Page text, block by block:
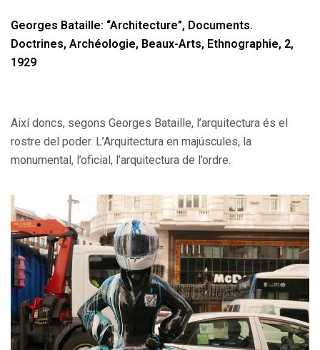
Georges Bataille: “Architecture”, Documents.
Doctrines, Archéologie, Beaux-Arts, Ethnographie, 2,
1929
Així doncs, segons Georges Bataille, l’arquitectura és el
rostre del poder. L’Arquitectura en majúscules, la
monumental, l’oficial, l’arquitectura de l’ordre.